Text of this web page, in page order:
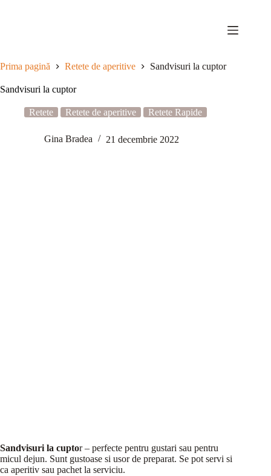
Prima pagină Retete de aperitive Sandvisuri la cuptor
Sandvisuri la cuptor
Retete Retete de aperitive Retete Rapide
Gina Bradea 21 decembrie 2022
Sandvisuri la cuptor – perfecte pentru gustari sau pentru
micul dejun. Sunt gustoase si usor de preparat. Se pot servi si
ca aperitiv sau pachet la serviciu.